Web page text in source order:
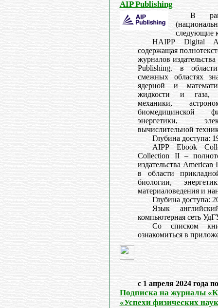
AIP Publishing
В
следующие
НAIPP Digital
содержащая
журналов
Publishing. в
смежных областях
ядерной и
жидкости и газа,
механики,
биомедицинской
энергетики,
вычислительной
Глубина доступа:
AIPP Ebook
Collection II –
издательства
в области
биологии,
материаловедения и
Глубина доступа:
Язык
компьютерная сеть
Со списком
ознакомиться в
с 1 апреля 2024 года
Подписка на журналы
«Успехи физических